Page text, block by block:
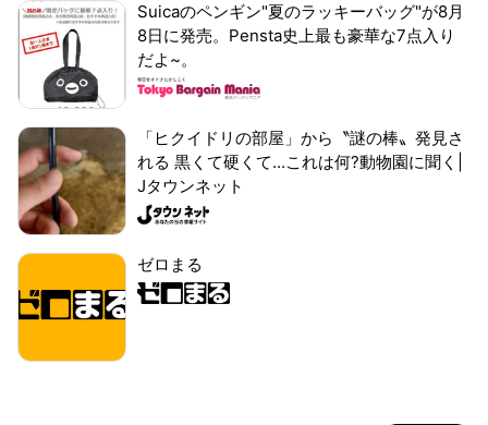
Suicaのペンギン"夏のラッキーバッグ"が8月
8日に発売。Pensta史上最も豪華な7点入り
だよ~。
「ヒクイドリの部屋」から〝謎の棒〟発見さ
れる 黒くて硬くて...これは何?動物園に聞く|
Jタウンネット
ゼロまる